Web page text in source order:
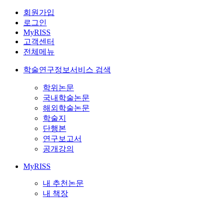
회원가입
로그인
MyRISS
고객센터
전체메뉴
학술연구정보서비스 검색
학위논문
국내학술논문
해외학술논문
학술지
단행본
연구보고서
공개강의
MyRISS
내 추천논문
내 책장